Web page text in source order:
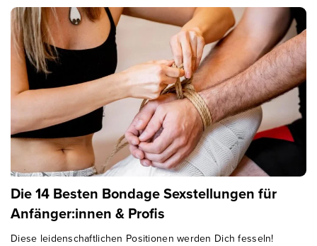
Die 14 Besten Bondage Sexstellungen für
Anfänger:innen & Profis
Diese leidenschaftlichen Positionen werden Dich fesseln!